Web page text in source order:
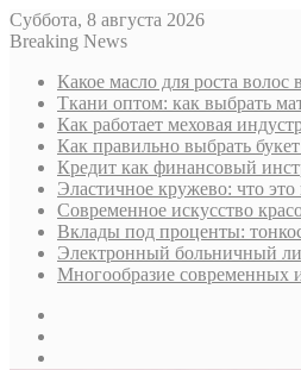
Суббота, 8 августа 2026
Breaking News
Какое масло для роста волос
Ткани оптом: как выбрать
Как работает меховая
Как правильно выбрать
Кредит как финансовый
Эластичное кружево: что это
Современное искусство
Вклады под проценты:
Электронный больничный
Многообразие современных